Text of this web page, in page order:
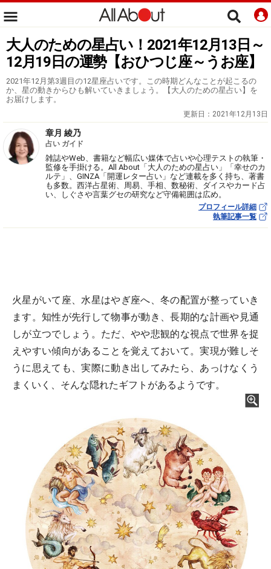
大人のための星占い！2021年12月13日～
12月19日の運勢【おひつじ座～うお座】
2021年12月第3週目の12星座占いです。この時期どんなことが起こるの
か、星の動きからひも解いていきましょう。【大人のための星占い】を
お届けします。
更新日： 2021年12月13日
章月 綾乃
占い ガイド
雑誌やWeb、書籍など幅広い媒体で占いや心理テストの執筆・
監修を手掛ける。All About「大人のための星占い」「幸せのカ
ルテ」、GINZA「開運レター占い」など連載を多く持ち、著書
も多数。西洋占星術、周易、手相、数秘術、ダイスやカード占
い、しぐさや言葉グセの研究など守備範囲は広め。
プロフィール詳細
執筆記事一覧
火星がいて座、水星はやぎ座へ、冬の配置が整っていき
ます。知性が先行して物事が動き、長期的な計画や見通
しが立つでしょう。ただ、やや悲観的な視点で世界を捉
えやすい傾向があることを覚えておいて。実現が難しそ
うに思えても、実際に動き出してみたら、あっけなくう
まくいく、そんな隠れたギフトがあるようです。